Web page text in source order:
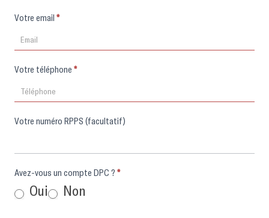
Votre email *
Votre téléphone *
Votre numéro RPPS (facultatif)
Avez-vous un compte DPC ? *
Oui Non